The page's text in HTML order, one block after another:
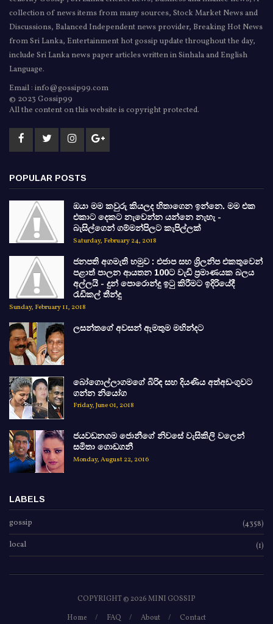
collection of news items from many sources, Stock Market News and
Discussions, Balanced Independent news provider, Breaking Hot News
from Sri Lanka, Entertainment hot gossip update throughout the day,
include Sri Lanka news paper articles written in Sinhala and English
Language.
Email : info@gossip99.com
© 2023 Gossip99
All the content on this website is copyright protected.
POPULAR POSTS
ඔයා මම කවුරු කියලද හිතාගෙන ඉන්නෙ. මම එක
එකාට දෙකට නැවෙන්න යන්නෙ නැහැ -
බැසිල්ගෙන් ගම්මන්පිලට කැපිල්ලක්
Saturday, February 24, 2018
ජනපති අගමැති හමුව : එජාප සහ ශ්‍රිලනිප එකතුවෙන්
පළාත් පාලන ආයතන 100ට වැඩි ප්‍රමාණයක බලය
අල්ලයි - දුන් පොරොන්දු ඉටු කිරීමට ඉදිරියේදී
රැඩිකල් තීන්දු
Sunday, February 11, 2018
ලසන්තගේ අවසන් ඇමතුම මහින්දට
බෝගොල්ලාගමගේ බිරිඳ සහ දියණිය අත්අඩංගුවට
ගන්න නියෝග
Friday, June 01, 2018
ජයවඩනගම ජොනීගේ නිවසේ වැසිකිලි වලෙන්
සමිතා ගොඩගනී
Monday, August 22, 2016
LABELS
gossip (4358)
local (1)
COPYRIGHT ©2026 MINI GOSSIP
Home
FAQ About Contact